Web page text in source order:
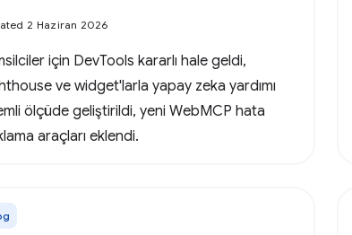
2 Haziran 2026
için DevTools kararlı hale geldi,
ve widget'larla yapay zeka yardımı
ölçüde geliştirildi, yeni WebMCP hata
araçları eklendi.